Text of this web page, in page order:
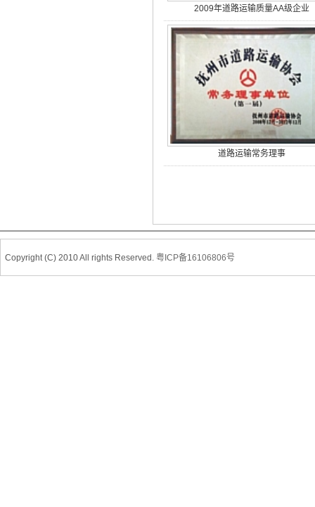
2009年道路运输质量AA级企业
道路运输常务理事
Copyright (C) 2010 All rights Reserved. 粤ICP备16106806号